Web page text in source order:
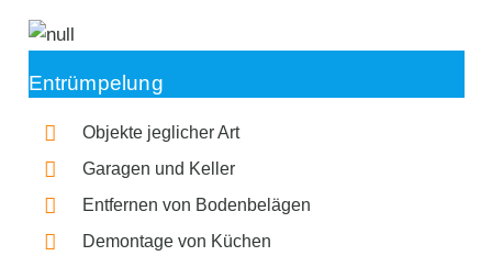
Entrümpelung
Objekte jeglicher Art
Garagen und Keller
Entfernen von Bodenbelägen
Demontage von Küchen